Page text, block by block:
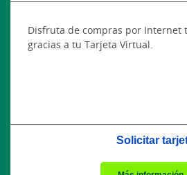
Disfruta de compras por Internet
gracias a tu Tarjeta Virtual.
Solicitar